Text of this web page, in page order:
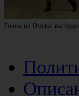
Ролик из Омска: вы